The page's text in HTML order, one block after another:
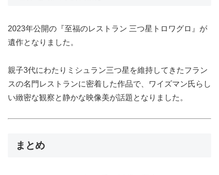
2023年公開の『至福のレストラン 三つ星トロワグロ』が
遺作となりました。
親子3代にわたりミシュラン三つ星を維持してきたフラン
スの名門レストランに密着した作品で、ワイズマン氏らし
い緻密な観察と静かな映像美が話題となりました。
まとめ